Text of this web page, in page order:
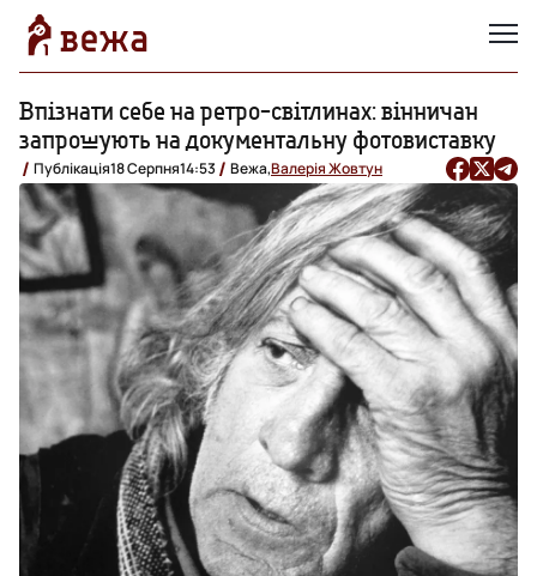
Впізнати себе на ретро-світлинах: вінничан
запрошують на документальну фотовиставку
Публікація18 Серпня14:53 Вежа,Валерія Жовтун